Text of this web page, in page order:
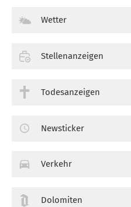
Wetter
Stellenanzeigen
Todesanzeigen
Newsticker
Verkehr
Dolomiten